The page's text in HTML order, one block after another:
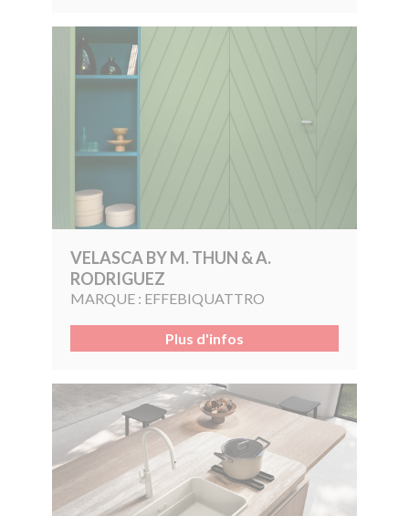
VELASCA BY M. THUN & A.
RODRIGUEZ
MARQUE : EFFEBIQUATTRO
Plus d'infos